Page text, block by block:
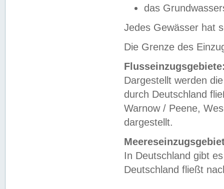
das
Jedes Gewässer hat
Die Grenze des
Dargestellt werden
durch Deutschland
Warnow / Peene,
dargestellt.
In Deutschland gibt
Deutschland fließt